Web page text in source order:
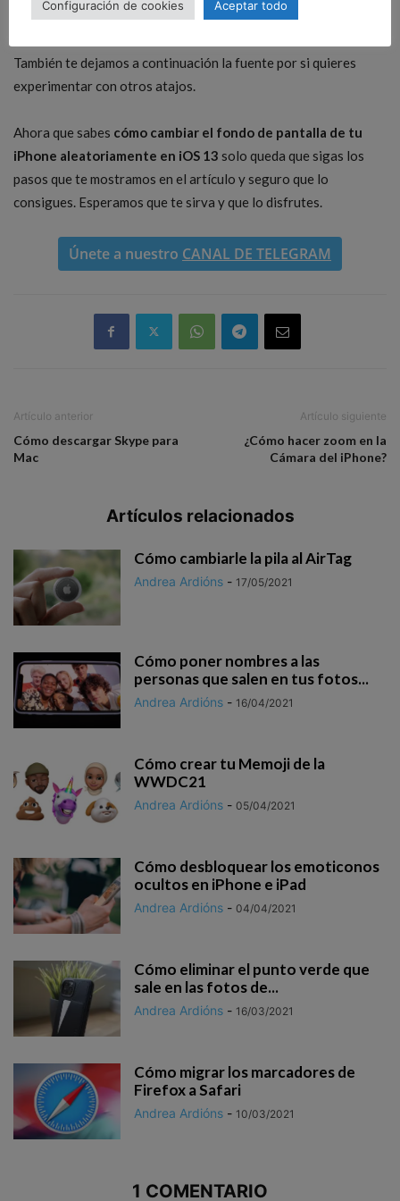
crear wallpapers animados para iPhone
También te dejamos a continuación la fuente por si quieres
experimentar con otros atajos.
Ahora que sabes cómo cambiar el fondo de pantalla de tu
iPhone aleatoriamente en iOS 13 solo queda que sigas los
pasos que te mostramos en el artículo y seguro que lo
consigues. Esperamos que te sirva y que lo disfrutes.
Únete a nuestro CANAL DE TELEGRAM
Artículo anterior
Cómo descargar Skype para
Mac
Artículo siguiente
¿Cómo hacer zoom en la
Cámara del iPhone?
Artículos relacionados
Cómo cambiarle la pila al AirTag
Andrea Ardións - 17/05/2021
Cómo poner nombres a las
personas que salen en tus fotos...
Andrea Ardións - 16/04/2021
Cómo crear tu Memoji de la
WWDC21
Andrea Ardións - 05/04/2021
Cómo desbloquear los emoticonos
ocultos en iPhone e iPad
Andrea Ardións - 04/04/2021
Cómo eliminar el punto verde que
sale en las fotos de...
Andrea Ardións - 16/03/2021
Cómo migrar los marcadores de
Firefox a Safari
Andrea Ardións - 10/03/2021
1 COMENTARIO
Configuración de cookies Aceptar todo